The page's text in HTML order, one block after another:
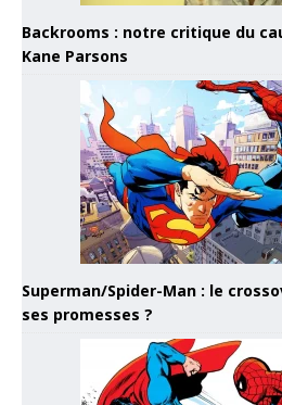
Backrooms : notre critique du
Kane Parsons
Superman/Spider-Man : le
ses promesses ?